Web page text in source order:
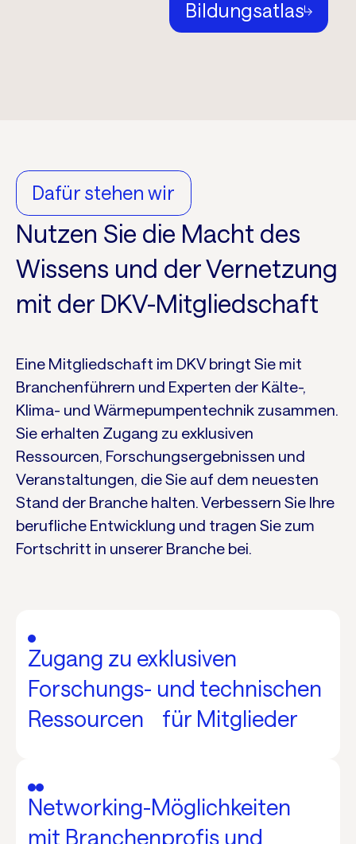
Bildungsatlas
Dafür stehen wir
Nutzen Sie die Macht des
Wissens und der Vernetzung
mit der DKV-Mitgliedschaft
Eine Mitgliedschaft im DKV bringt Sie mit
Branchenführern und Experten der Kälte-,
Klima- und Wärmepumpentechnik zusammen.
Sie erhalten Zugang zu exklusiven
Ressourcen, Forschungsergebnissen und
Veranstaltungen, die Sie auf dem neuesten
Stand der Branche halten. Verbessern Sie Ihre
berufliche Entwicklung und tragen Sie zum
Fortschritt in unserer Branche bei.
Zugang zu exklusiven
Forschungs- und technischen
Ressourcen für Mitglieder
Networking-Möglichkeiten
mit Branchenprofis und